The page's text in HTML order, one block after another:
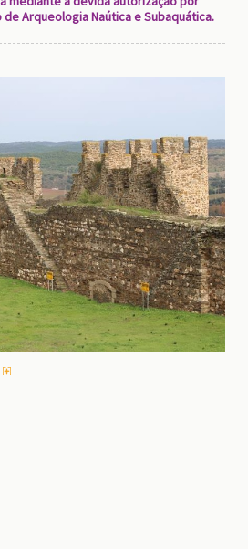
de Arqueologia Naútica e Subaquática.